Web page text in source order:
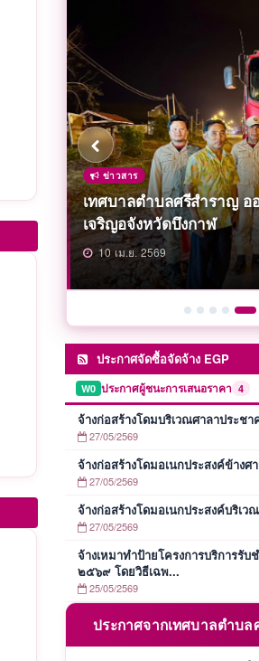
ข่าวสาร
ส่งเสริมการเรียนรู้ภูมิปัญ
20 เม.ย. 2569
ข่าวสาร
บุญผะเหวดประจำปี บ้านน
บึงกาฬ
17 เม.ย. 2569
ข่าวสาร
สวนกล้วยหอมทอง (คุณภัท
จ.บึงกาฬ)
16 เม.ย. 2569
ข่าวสาร
ประเพณีสรงน้ำพระพุทธรู
สำราญ อ.พรเจริญ จ.บึงกา
16 เม.ย. 2569
ข่าวสาร
เทศบาลตำบลศรีสำราญ อ
เจริญอจังหวัดบึงกาฬ
10 เม.ย. 2569
ข่าวสาร
แจ๋วบองกลุ่มแม่บ้านบ้านน
จ.บึงกาฬ)
08 เม.ย. 2569
ข่าวสาร
งานจักรสานตระกร้าจาก
สำราญ อ.พรเจริญ จ.บึงกา
02 เม.ย. 2569
ข่าวสาร
พิธีมอบวุฒิบัตรบัณฑิตน้อย
01 เม.ย. 2569
ข่าวสาร
โครงการประชุมประชาค
ตรองส่วนท้องถิ่น (พ.ศ.
31 มี.ค. 2569
ข่าวสาร
No Gift Policy 2569
26 มี.ค. 2569
ข่าวสาร
การประชุมเพื่อยกระดับกา
20 มี.ค. 2569
ข่าวสาร
ออกสำรวจบ้านผู้พิการใน
18 มี.ค. 2569
ข่าวสาร
โครงการแข่งขันกีฬาเยา
โดย เทศบาลตำบลศรีสำร
16 มี.ค. 2569
ข่าวสาร
รายงานสถิติผู้รับบริการอ
16 ม.ค. 2569
ข่าวสาร
ประชาสัมพันธ์ โครงการเ
นกําหนด
14 พ.ย. 2568
ข่าวสาร
ประชาสัมพันธ์งานสาธาร
08 ต.ค. 2568
ข่าวสาร
เทศบาลตำบลศรีสำราญ ไ
ปีงบประมาณ 2568 เมื่อวัน
28 ส.ค. 2568
ข่าวสาร
วิธีลดก๊าซเรือนกระจก
08 ก.ค. 2568
ข่าวสาร
ลดขยะ ลดโลกร้อน
08 ก.ค. 2568
ข่าวสาร
ก๊าซเรือนกระจก
08 ก.ค. 2568
ประกาศจัดซื้อจัดจ้าง EGP
W0 ประกาศผู้ชนะการเสนอราคา 4
จ้างก่อสร้างโดมบริเวณศาลาประช
27/05/2569
จ้างก่อสร้างโดมอเนกประสงค์ข้าง
27/05/2569
จ้างก่อสร้างโดมอเนกประสงค์บริเ
27/05/2569
จ้างเหมาทำป้ายโครงการบริการรั
๒๕๖๙ โดยวิธีเฉพ...
25/05/2569
ประกาศจากเทศบาลตำบล